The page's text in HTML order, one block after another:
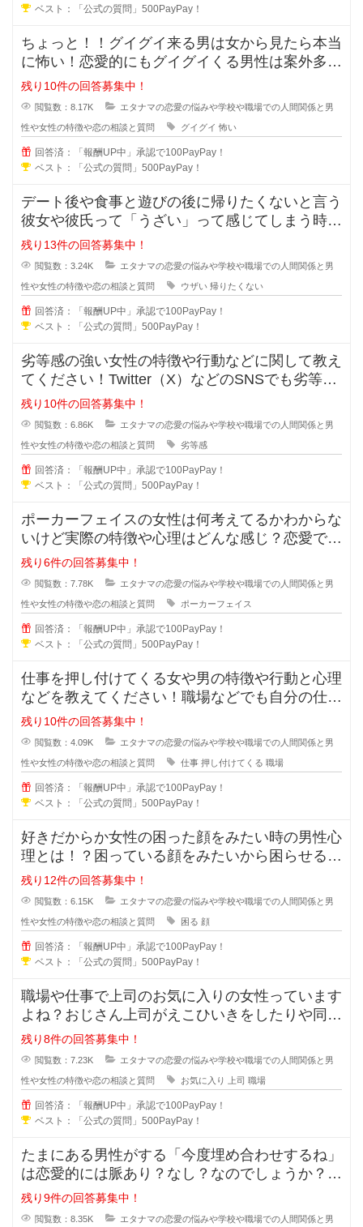
ベスト：「公式の質問」500PayPay！
ちょっと！！グイグイ来る男は女から見たら本当
に怖い！恋愛的にもグイグイくる男性は案外多い
かもしれませんが、どの様な特徴が
残り10件の回答募集中！
閲覧数：8.17K エタナマの恋愛の悩みや学校や職場での人間関係と男
性や女性の特徴や恋の相談と質問 グイグイ 怖い
回答済：「報酬UP中」承認で100PayPay！
ベスト：「公式の質問」500PayPay！
デート後や食事と遊びの後に帰りたくないと言う
彼女や彼氏って「うざい」って感じてしまう時が
ありますよね？帰りたくないと言う
残り13件の回答募集中！
閲覧数：3.24K エタナマの恋愛の悩みや学校や職場での人間関係と男
性や女性の特徴や恋の相談と質問 ウザい 帰りたくない
回答済：「報酬UP中」承認で100PayPay！
ベスト：「公式の質問」500PayPay！
劣等感の強い女性の特徴や行動などに関して教え
てください！Twitter（X）などのSNSでも劣等感
が強い女性っていますよ
残り10件の回答募集中！
閲覧数：6.86K エタナマの恋愛の悩みや学校や職場での人間関係と男
性や女性の特徴や恋の相談と質問 劣等感
回答済：「報酬UP中」承認で100PayPay！
ベスト：「公式の質問」500PayPay！
ポーカーフェイスの女性は何考えてるかわからな
いけど実際の特徴や心理はどんな感じ？恋愛では
ポーカーフェイスの女性ってモテる
残り6件の回答募集中！
閲覧数：7.78K エタナマの恋愛の悩みや学校や職場での人間関係と男
性や女性の特徴や恋の相談と質問 ポーカーフェイス
回答済：「報酬UP中」承認で100PayPay！
ベスト：「公式の質問」500PayPay！
仕事を押し付けてくる女や男の特徴や行動と心理
などを教えてください！職場などでも自分の仕事
なのに人に押し付けてくる人ってい
残り10件の回答募集中！
閲覧数：4.09K エタナマの恋愛の悩みや学校や職場での人間関係と男
性や女性の特徴や恋の相談と質問 仕事 押し付けてくる 職場
回答済：「報酬UP中」承認で100PayPay！
ベスト：「公式の質問」500PayPay！
好きだからか女性の困った顔をみたい時の男性心
理とは！？困っている顔をみたいから困らせる男
性っていますよね？困らせて困った
残り12件の回答募集中！
閲覧数：6.15K エタナマの恋愛の悩みや学校や職場での人間関係と男
性や女性の特徴や恋の相談と質問 困る 顔
回答済：「報酬UP中」承認で100PayPay！
ベスト：「公式の質問」500PayPay！
職場や仕事で上司のお気に入りの女性っています
よね？おじさん上司がえこひいきをしたりや同じ
事をしているのに褒められるのはお
残り8件の回答募集中！
閲覧数：7.23K エタナマの恋愛の悩みや学校や職場での人間関係と男
性や女性の特徴や恋の相談と質問 お気に入り 上司 職場
回答済：「報酬UP中」承認で100PayPay！
ベスト：「公式の質問」500PayPay！
たまにある男性がする「今度埋め合わせするね」
は恋愛的には脈あり？なし？なのでしょうか？本
命だから埋め合わせをするのか、恋
残り9件の回答募集中！
閲覧数：8.35K エタナマの恋愛の悩みや学校や職場での人間関係と男